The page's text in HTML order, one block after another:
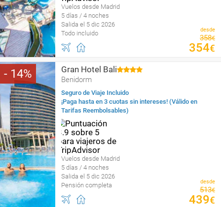
Vuelos desde Madrid
5 días / 4 noches
Salida el 5 dic 2026
Todo incluido
desde
358€
354€
14 Gran Hotel Bali
Benidorm
Seguro de Viaje Incluido
¡Paga hasta en 3 cuotas sin intereses! (Válido en
Tarifas Reembolsables)
Vuelos desde Madrid
5 días / 4 noches
Salida el 5 dic 2026
Pensión completa
desde
513€
439€